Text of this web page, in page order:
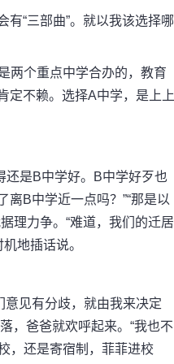
“三部曲”。就以我该选择哪
两个重点中学合办的，教育
定不赖。选择A中学，是上上
是B中学好。B中学好歹也
B中学近一点吗？”“那是以
理力争。“难道，我们的迁居
地插话说。
见有分歧，就由我来决定
，爸爸就欢呼起来。“我也不
，还是寄宿制，菲菲进校